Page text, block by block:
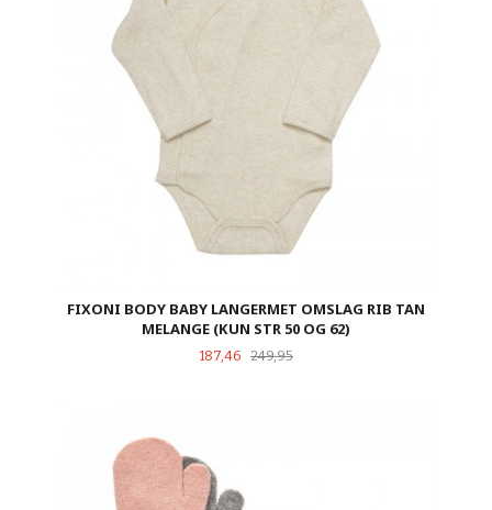
FIXONI BODY BABY LANGERMET OMSLAG RIB TAN
MELANGE (KUN STR 50 OG 62)
Tilbud
187,46 249,95Rabatt